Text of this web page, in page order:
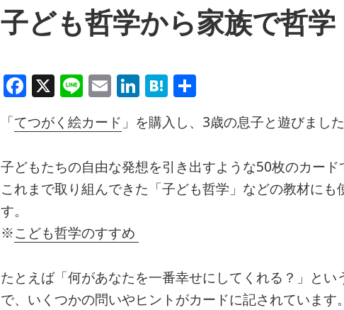
子ども哲学から家族で哲学
F
c
e
b
o
o
k
X Li
e
E
ai
l
Li
n
k
e
dI
n
H
at
e
n
a
共
有
「てつがく絵カード 」を購入し、3歳の息子と遊びました
子どもたちの自由な発想を引き出すような50枚のカード
これまで取り組んできた「子ども哲学」などの教材にも
す。
※こども哲学のすすめ
たとえば「何があなたを一番幸せにしてくれる？」とい
で、いくつかの問いやヒントがカードに記されています。